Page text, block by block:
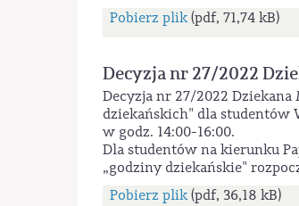
Pobierz plik(pdf, 71,74 kB)
Decyzja nr 27/2022
Decyzja nr 27/2022
dziekańskich" dla studentów
w godz. 14:00-16:00.
Dla studentów na kierunku
„godziny dziekańskie"
Pobierz plik(pdf, 36,18 kB)